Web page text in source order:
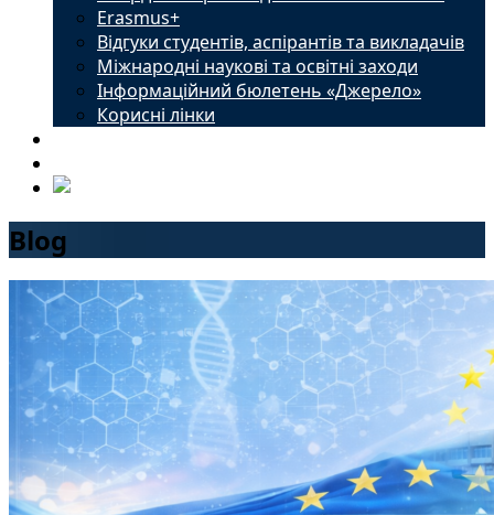
Erasmus+
Відгуки студентів, аспірантів та викладачів
Міжнародні наукові та освітні заходи
Інформаційний бюлетень «Джерело»
Корисні лінки
Blog